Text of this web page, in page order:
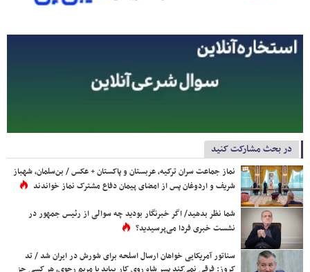
در بحث مشارکت کنید
نماز جماعت سران ترکیه، عربستان و پاکستان + عکس / بن‌سلمان، شهباز
شریف و اردوغان پس از امضای پیمان دفاع مشترک نماز خواندند
شما نظر بدهید/ اگر خبرنگار بودید چه سوالی از رئیس جمهور در
نشست خبری فردا می‌پرسیدید؟
سناتور آمریکایی خواهان ارسال اسلحه برای شورش در ایران شد / تد
کروز: فرقی نمی‌کند پسر شاه روی کار بیاید یا مریم رجوی، هر کسی جز